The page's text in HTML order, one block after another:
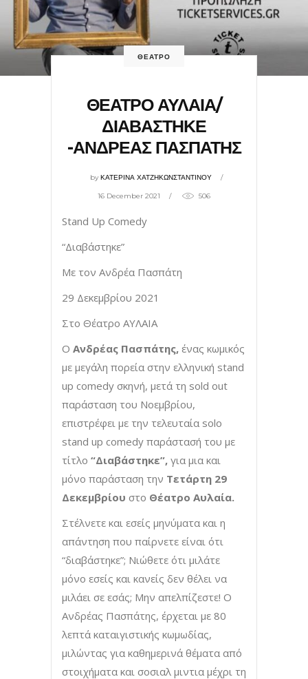
ΘΕΑΤΡΟ
ΘΕΑΤΡΟ ΑΥΛΑΙΑ/
ΔΙΑΒΑΣΤΗΚΕ
-ΑΝΔΡΕΑΣ ΠΑΣΠΑΤΗΣ
byΚΑΤΕΡΙΝΑ ΧΑΤΖΗΚΩΝΣΤΑΝΤΙΝΟΥ
16 December 2021 506
Stand Up Comedy
“Διαβάστηκε”
Με τον Ανδρέα Πασπάτη
29 Δεκεμβρίου 2021
Στο Θέατρο ΑΥΛΑΙΑ
Ο Ανδρέας Πασπάτης, ένας κωμικός
με μεγάλη πορεία στην ελληνική stand
up comedy σκηνή, μετά τη sold out
παράσταση του Νοεμβρίου,
επιστρέφει με την τελευταία solo
stand up comedy παράστασή του με
τίτλο “Διαβάστηκε”, για μια και
μόνο παράσταση την Τετάρτη 29
Δεκεμβρίου στο Θέατρο Αυλαία.
Στέλνετε και εσείς μηνύματα και η
απάντηση που παίρνετε είναι ότι
“διαβάστηκε”; Νιώθετε ότι μιλάτε
μόνο εσείς και κανείς δεν θέλει να
μιλάει σε εσάς; Μην απελπίζεστε! Ο
Ανδρέας Πασπάτης, έρχεται με 80
λεπτά καταιγιστικής κωμωδίας,
μιλώντας για καθημερινά θέματα από
στοιχήματα και σοσιαλ μιντια μέχρι τη